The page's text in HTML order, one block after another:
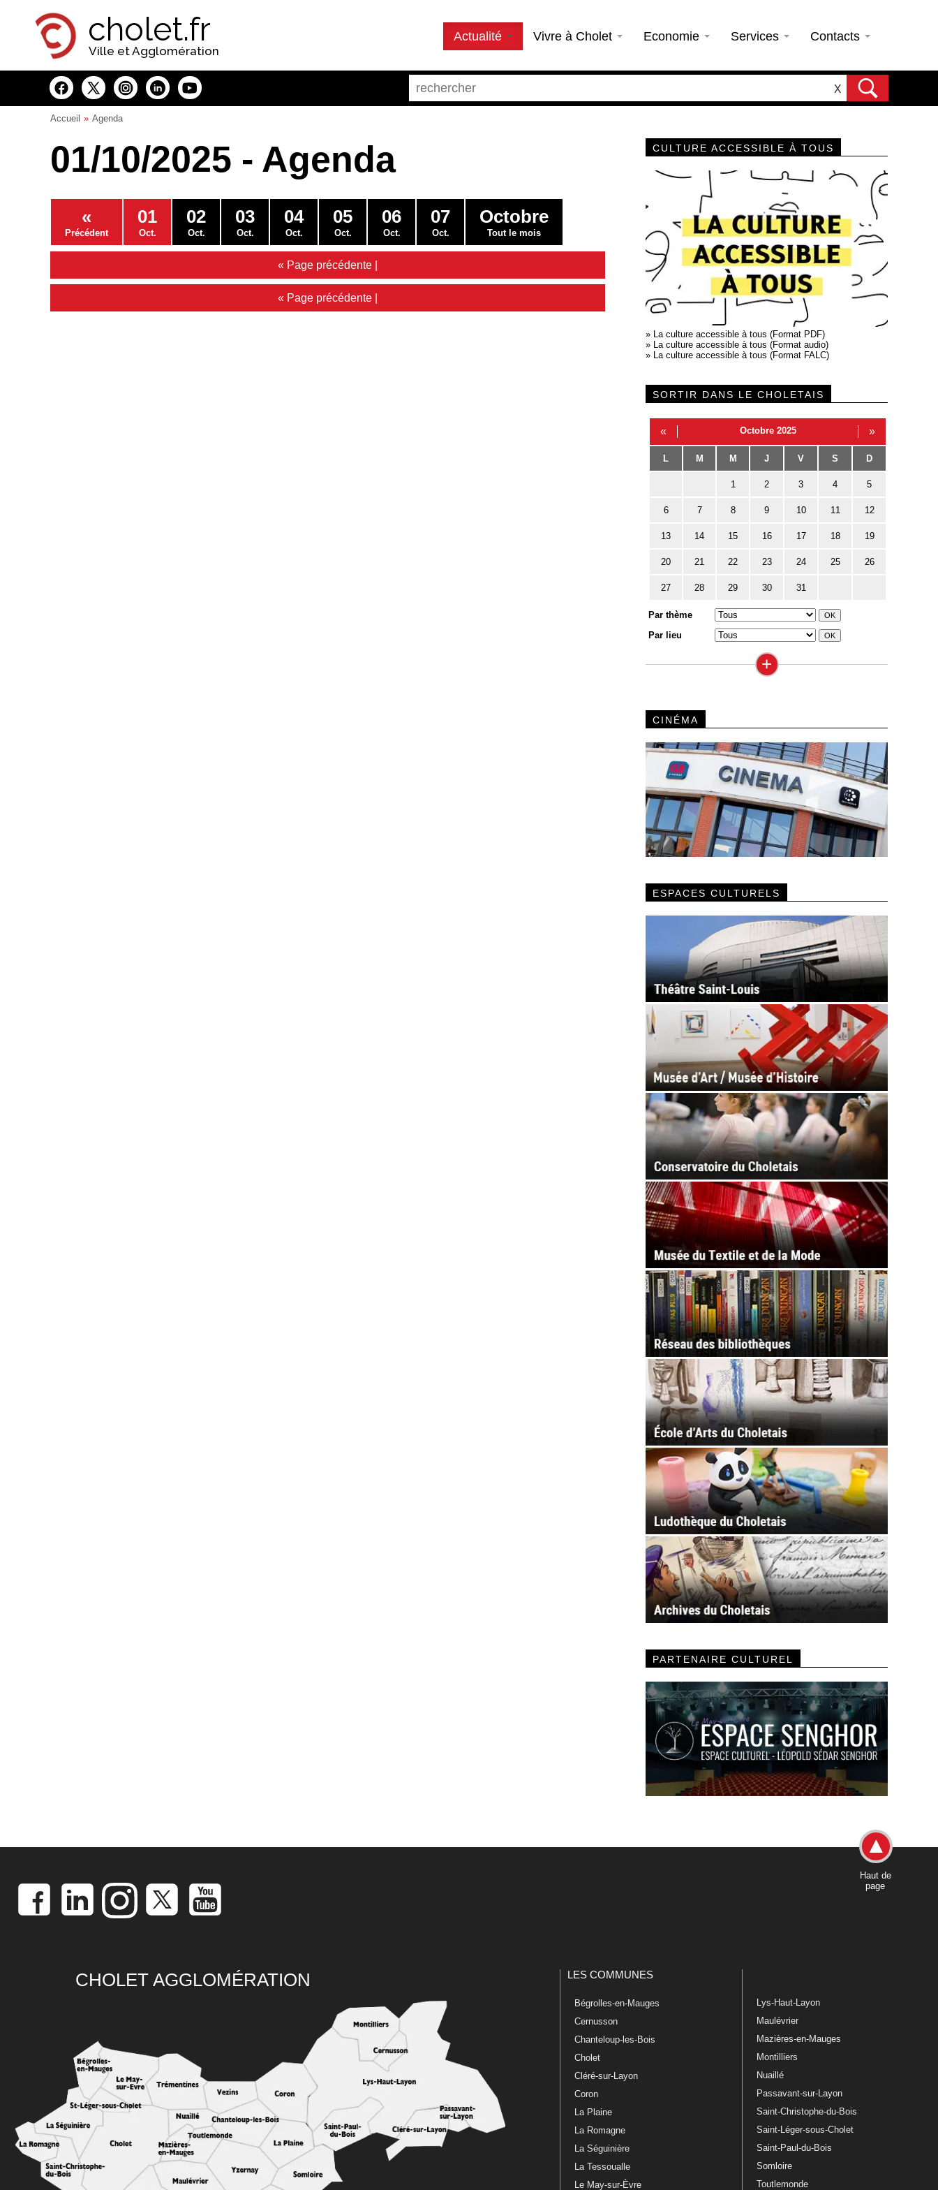
cholet.fr
Ville et Agglomération
Actualité Vivre à Cholet Economie Services Contacts
X
Accueil Agenda
01/10/2025 - Agenda
«
Précédent
01
Oct.
02
Oct.
03
Oct.
04
Oct.
05
Oct.
06
Oct.
07
Oct.
Octobre
Tout le mois
« Page précédente |
« Page précédente |
CULTURE ACCESSIBLE À TOUS
» La culture accessible à tous (Format PDF)
» La culture accessible à tous (Format audio)
» La culture accessible à tous (Format FALC)
SORTIR DANS LE CHOLETAIS
« Octobre 2025 »
L M M J V S D
1 2 3 4 5
6 7 8 9 10 11 12
13 14 15 16 17 18 19
20 21 22 23 24 25 26
27 28 29 30 31
Par thème
Par lieu
+
CINÉMA
ESPACES CULTURELS
PARTENAIRE CULTUREL
Haut de
page
CHOLET AGGLOMÉRATION LES COMMUNES
Bégrolles-en-Mauges
Cernusson
Chanteloup-les-Bois
Cholet
Cléré-sur-Layon
Coron
La Plaine
La Romagne
La Séguinière
La Tessoualle
Le May-sur-Èvre
Lys-Haut-Layon
Maulévrier
Mazières-en-Mauges
Montilliers
Nuaillé
Passavant-sur-Layon
Saint-Christophe-du-Bois
Saint-Léger-sous-Cholet
Saint-Paul-du-Bois
Somloire
Toutlemonde